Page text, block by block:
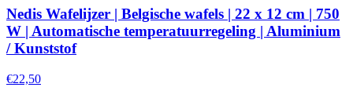
Nedis Wafelijzer | Belgische wafels | 22 x 12 cm | 750
W | Automatische temperatuurregeling | Aluminium
/ Kunststof
€22,50